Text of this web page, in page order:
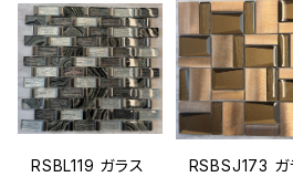
RSBL119 ガラス
RSBSJ173 ガ